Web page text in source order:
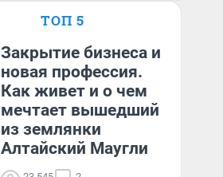
ТОП 5
Закрытие бизнеса и
новая профессия.
Как живет и о чем
мечтает вышедший
из землянки
Алтайский Маугли